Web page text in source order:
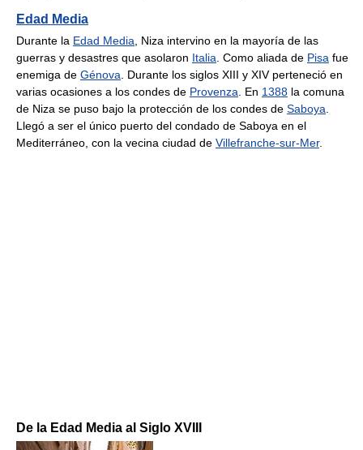
Edad Media
Durante la Edad Media , Niza intervino en la mayoría de las
guerras y desastres que asolaron Italia . Como aliada de Pisa fue
enemiga de Génova . Durante los siglos XIII y XIV perteneció en
varias ocasiones a los condes de Provenza . En 1388 la comuna
de Niza se puso bajo la protección de los condes de Saboya
Llegó a ser el único puerto del condado de Saboya en el
Mediterráneo, con la vecina ciudad de Villefranche-sur-Mer.
De la Edad Media al Siglo XVIII